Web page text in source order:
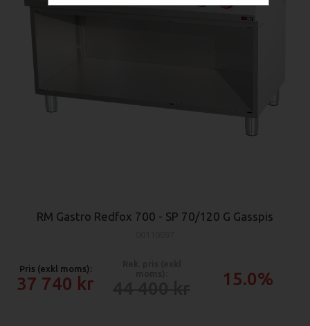
RM Gastro Redfox 700 - SP 70/120 G Gasspis
Pris (exkl moms):
37 740 15.0%